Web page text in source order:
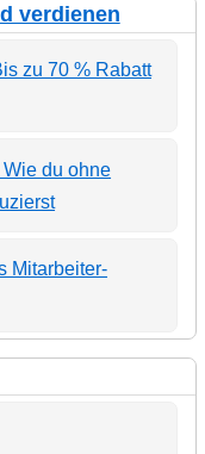
verdienen
zu 70 % Rabatt
du ohne
Mitarbeiter-